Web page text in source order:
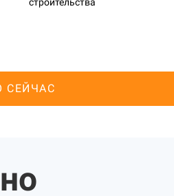
строительства
СЕЙЧАС